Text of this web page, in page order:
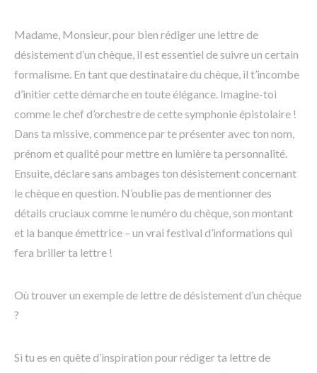
Madame, Monsieur, pour bien rédiger une lettre de
désistement d’un chèque, il est essentiel de suivre un certain
formalisme. En tant que destinataire du chèque, il t’incombe
d’initier cette démarche en toute élégance. Imagine-toi
comme le chef d’orchestre de cette symphonie épistolaire !
Dans ta missive, commence par te présenter avec ton nom,
prénom et qualité pour mettre en lumière ta personnalité.
Ensuite, déclare sans ambages ton désistement concernant
le chèque en question. N’oublie pas de mentionner des
détails cruciaux comme le numéro du chèque, son montant
et la banque émettrice – un vrai festival d’informations qui
fera briller ta lettre !
Où trouver un exemple de lettre de désistement d’un chèque
?
Si tu es en quête d’inspiration pour rédiger ta lettre de